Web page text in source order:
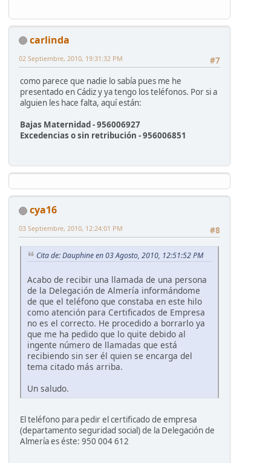
carlinda
#7
02 Septiembre, 2010, 19:31:32 PM
como parece que nadie lo sabía pues me he
presentado en Cádiz y ya tengo los teléfonos. Por si a
alguien les hace falta, aquí están:
Bajas Maternidad - 956006927
Excedencias o sin retribución - 956006851
cya16
#8
03 Septiembre, 2010, 12:24:01 PM
Cita de: Dauphine en 03 Agosto, 2010, 12:51:52 PM
Acabo de recibir una llamada de una persona
de la Delegación de Almería informándome
de que el teléfono que constaba en este hilo
como atención para Certificados de Empresa
no es el correcto. He procedido a borrarlo ya
que me ha pedido que lo quite debido al
ingente número de llamadas que está
recibiendo sin ser él quien se encarga del
tema citado más arriba.
Un saludo.
El teléfono para pedir el certificado de empresa
(departamento seguridad social) de la Delegación de
Almería es éste: 950 004 612